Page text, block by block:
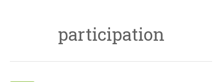
participation